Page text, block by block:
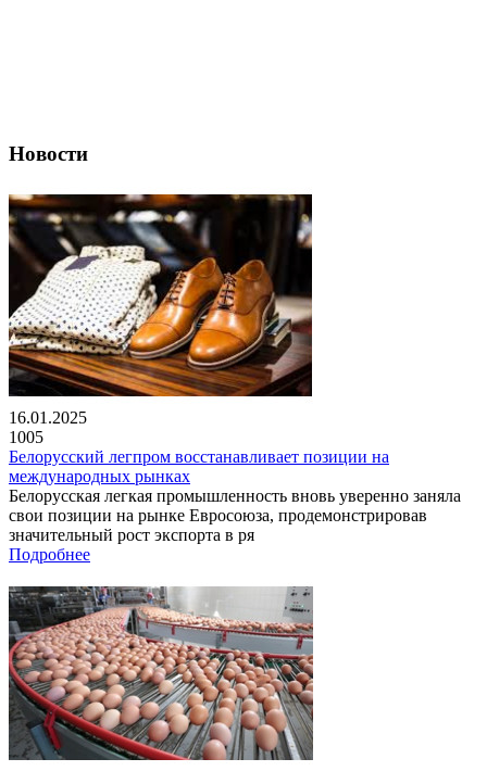
Новости
16.01.2025
1005
Белорусский легпром восстанавливает позиции на
международных рынках
Белорусская легкая промышленность вновь уверенно заняла
свои позиции на рынке Евросоюза, продемонстрировав
значительный рост экспорта в ря
Подробнее